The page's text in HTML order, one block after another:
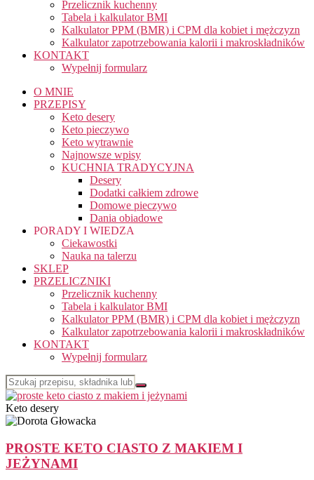
Przelicznik kuchenny
Tabela i kalkulator BMI
Kalkulator PPM (BMR) i CPM dla kobiet i mężczyzn
Kalkulator zapotrzebowania kalorii i makroskładników
KONTAKT
Wypełnij formularz
O MNIE
PRZEPISY
Keto desery
Keto pieczywo
Keto wytrawnie
Najnowsze wpisy
KUCHNIA TRADYCYJNA
Desery
Dodatki całkiem zdrowe
Domowe pieczywo
Dania obiadowe
PORADY I WIEDZA
Ciekawostki
Nauka na talerzu
SKLEP
PRZELICZNIKI
Przelicznik kuchenny
Tabela i kalkulator BMI
Kalkulator PPM (BMR) i CPM dla kobiet i mężczyzn
Kalkulator zapotrzebowania kalorii i makroskładników
KONTAKT
Wypełnij formularz
Keto desery
PROSTE KETO CIASTO Z MAKIEM I
JEŻYNAMI